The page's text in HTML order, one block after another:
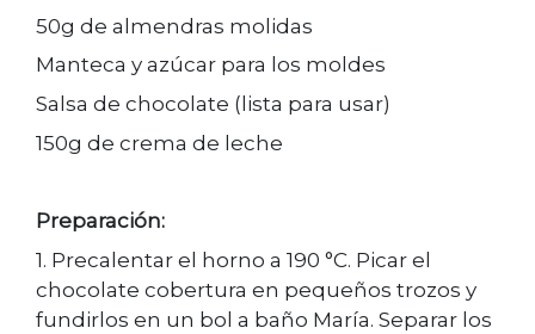
50g de almendras molidas
Manteca y azúcar para los moldes
Salsa de chocolate (lista para usar)
150g de crema de leche
Preparación:
1. Precalentar el horno a 190 °C. Picar el
chocolate cobertura en pequeños trozos y
fundirlos en un bol a baño María. Separar los